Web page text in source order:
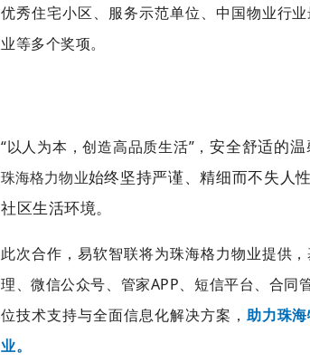
优秀住宅小区、服务示范单位、中国物业行
业等多个奖项。
“以人为本，创造高品质生活”，安全舒适的温
珠海格力物业始终坚持严谨、精细而不失人
社区生活环境。
此次合作，易软智联将为珠海格力物业提供
理、微信公众号、管家APP、短信平台、合
位技术支持与全面信息化解决方案， 助力珠
业。